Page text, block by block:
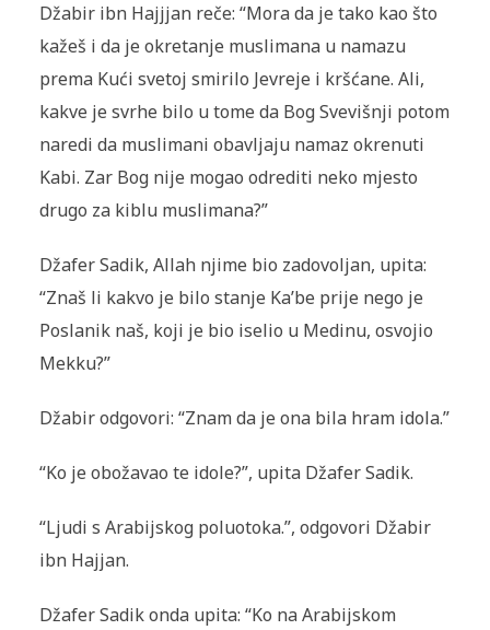
Džabir ibn Hajjjan reče: “Mora da je tako kao što
kažeš i da je okretanje muslimana u namazu
prema Kući svetoj smirilo Jevreje i kršćane. Ali,
kakve je svrhe bilo u tome da Bog Svevišnji potom
naredi da muslimani obavljaju namaz okrenuti
Kabi. Zar Bog nije mogao odrediti neko mjesto
drugo za kiblu muslimana?”
Džafer Sadik, Allah njime bio zadovoljan, upita:
“Znaš li kakvo je bilo stanje Ka’be prije nego je
Poslanik naš, koji je bio iselio u Medinu, osvojio
Mekku?”
Džabir odgovori: “Znam da je ona bila hram idola.”
“Ko je obožavao te idole?”, upita Džafer Sadik.
“Ljudi s Arabijskog poluotoka.”, odgovori Džabir
ibn Hajjan.
Džafer Sadik onda upita: “Ko na Arabijskom